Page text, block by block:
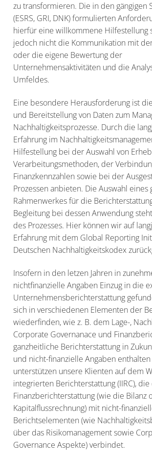
zu transformieren. Die in den gängigen
(ESRS, GRI, DNK) formulierten
hierfür eine willkommene Hilfestellung
jedoch nicht die Kommunikation mit
oder die eigene Bewertung der
Unternehmensaktivitäten und die
Umfeldes.
Eine besondere Herausforderung ist
und Bereitstellung von Daten zum
Nachhaltigkeitsprozesse. Durch die
Erfahrung im
Hilfestellung bei der Auswahl von
Verarbeitungsmethoden, der
Finanzkennzahlen sowie bei der
Prozessen anbieten. Die Auswahl eines
Rahmenwerkes für die
Begleitung bei dessen Anwendung
des Prozesses. Hier können wir auf
Erfahrung mit dem Global Reporting
Deutschen Nachhaltigkeitskodex
Insofern in den letzen Jahren in
nichtfinanzielle Angaben Einzug in die
Unternehmensberichterstattung
sich in verschiedenen Elementen der
wiederfinden, wie z. B. dem Lage-,
Corporate Governanace und
ganzheitliche Berichterstattung in
und nicht-finanzielle Angaben
unterstützen unsere Klienten auf dem
integrierten Berichterstattung (IIRC),
Finanzberichterstattung (wie die Bilanz
Kapitalflussrechnung) mit nicht-
Berichtselementen (wie
über das Risikomanagement sowie
Governance Aspekte) verbindet.